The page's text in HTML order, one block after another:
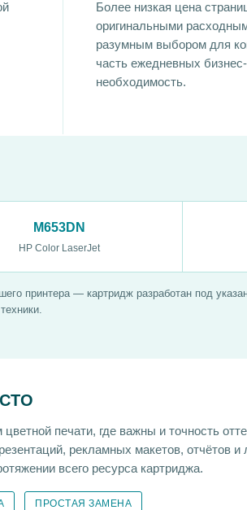
Более низкая цена
оригинальными
разумным выбором для
часть ежедневных
необходимость.
M653DN
HP Color LaserJet
принтера — картридж разработан под
печати, где важны и точность
рекламных макетов, отчётов
всего ресурса картриджа.
ПРОСТАЯ ЗАМЕНА